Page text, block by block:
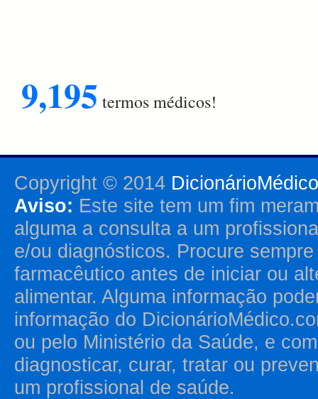
9,195 termos médicos!
Copyright © 2014
Aviso: Este site tem um fim
alguma a consulta a um
e/ou diagnósticos. Procure
farmacêutico antes de iniciar ou
alimentar. Alguma informação
informação do
ou pelo Ministério da Saúde, e
diagnosticar, curar, tratar ou
um profissional de saúde.